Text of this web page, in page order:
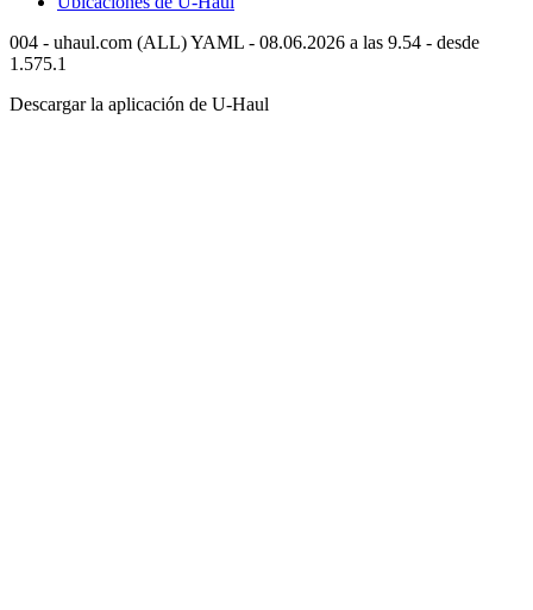
004 - uhaul.com (ALL) YAML - 08.06.2026 a las 9.54 - desde
1.575.1
Descargar la aplicación de U-Haul